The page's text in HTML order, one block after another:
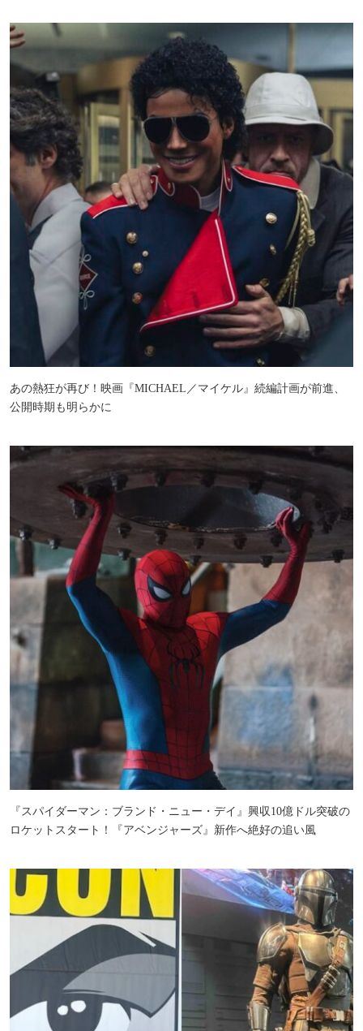
あの熱狂が再び！映画『MICHAEL／マイケル』続編計画が前進、
公開時期も明らかに
『スパイダーマン：ブランド・ニュー・デイ』興収10億ドル突破の
ロケットスタート！『アベンジャーズ』新作へ絶好の追い風